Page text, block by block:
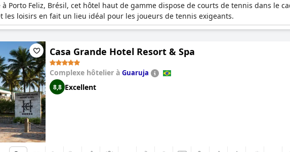
à Porto Feliz, Brésil, cet hôtel haut de gamme dispose de courts de tennis dans le
les loisirs en fait un lieu idéal pour les joueurs de tennis exigeants.
Casa Grande Hotel Resort & Spa
Complexe hôtelier à Guaruja
8,8 Excellent